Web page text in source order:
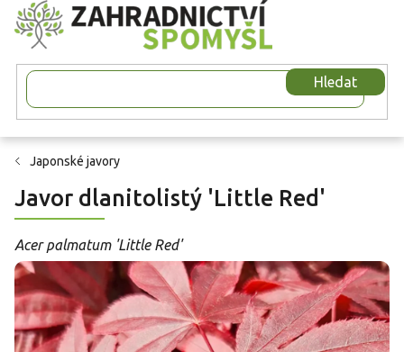
Přejít
na
obsah
Hledat
Japonské javory
Javor dlanitolistý 'Little Red'
Acer palmatum 'Little Red'